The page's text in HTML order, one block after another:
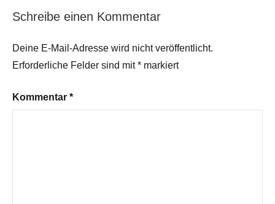
Schreibe einen Kommentar
Deine E-Mail-Adresse wird nicht veröffentlicht.
Erforderliche Felder sind mit* markiert
Kommentar *